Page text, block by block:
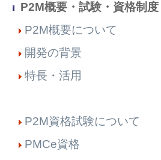
P2M概要・試験・資格制度
P2M概要について
開発の背景
特長・活用
P2M資格試験について
PMCe資格